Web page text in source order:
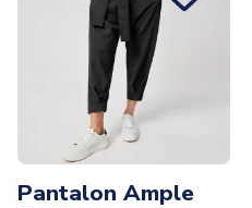
Pantalon Ample